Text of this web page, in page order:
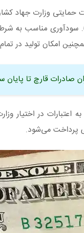
حمایتی وزارت جهاد
متوسط 2 ماه). سودآوری
امکان تولید در
صادرات قارچ تا پایان سال به 12 هزار
اعتبارات در اختیار
پرداخت می‌شود.